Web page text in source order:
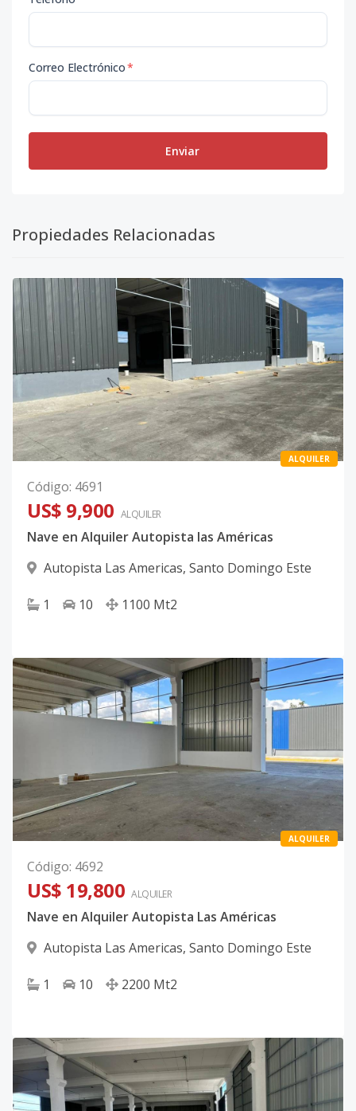
Correo Electrónico*
Enviar
Propiedades Relacionadas
ALQUILER
Código: 4691
US$ 9,900 ALQUILER
Nave en Alquiler Autopista las Américas
Autopista Las Americas, Santo Domingo Este
1 10 1100 Mt2
ALQUILER
Código: 4692
US$ 19,800 ALQUILER
Nave en Alquiler Autopista Las Américas
Autopista Las Americas, Santo Domingo Este
1 10 2200 Mt2